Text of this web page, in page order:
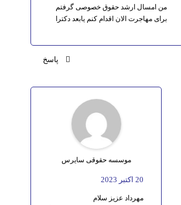
من امسال ارشد حقوق خصوصی گرفتم
برای مهاجرت الان اقدام کنم یابعد دکترا
پاسخ
موسسه حقوقی سایرس
20 اکتبر 2023
مهرداد عزیز سلام